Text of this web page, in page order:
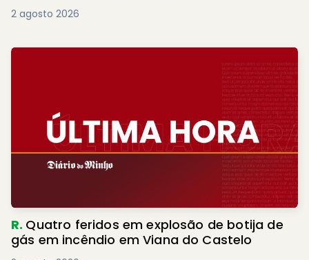
2 agosto 2026
R. Quatro feridos em explosão de botija de
gás em incêndio em Viana do Castelo